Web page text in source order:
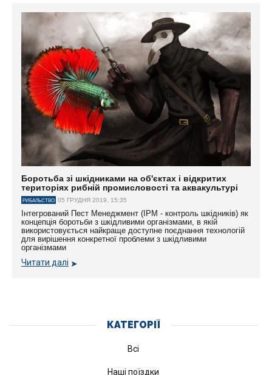
Боротьба зі шкідниками на об'єктах і відкритих
територіях рибній промисловості та аквакультурі
РИБАЛЬСТВО 05 ГРУДНЯ 2019, 15:35
Інтегрований Пест Менеджмент (IPM - контроль шкідників) як
концепція боротьби з шкідливими організмами, в якій
використовується найкраще доступне поєднання технологій
для вирішення конкретної проблеми з шкідливими
організмами
Читати далі
КАТЕГОРІЇ
Всі
Наші поїздки